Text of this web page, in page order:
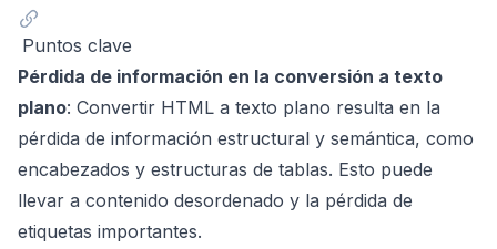
Puntos clave
Pérdida de información en la conversión a texto
plano: Convertir HTML a texto plano resulta en la
pérdida de información estructural y semántica, como
encabezados y estructuras de tablas. Esto puede
llevar a contenido desordenado y la pérdida de
etiquetas importantes.